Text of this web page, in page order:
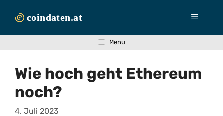
Inhalt
Menü
Menu
Wie hoch geht Ethereum
noch?
4. Juli 2023